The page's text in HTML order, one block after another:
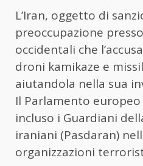
L’Iran, oggetto di
preoccupazione
occidentali che
droni kamikaze e
aiutandola nella sua
Il Parlamento
incluso i Guardiani
iraniani (Pasdaran)
organizzazioni